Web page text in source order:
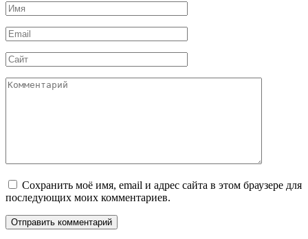
Имя
*
Email
*
Сайт
Комментарий
Сохранить моё имя, email и адрес сайта в этом браузере для
последующих моих комментариев.